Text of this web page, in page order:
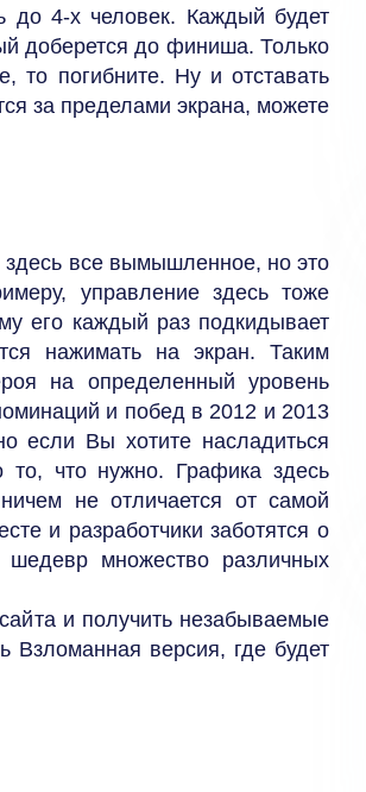
до 4-х человек. Каждый будет
доберется до финиша. Только
то погибните. Ну и отставать
за пределами экрана, можете
здесь все вымышленное, но это
управление здесь тоже
его каждый раз подкидывает
нажимать на экран. Таким
на определенный уровень
и побед в 2012 и 2013
если Вы хотите насладиться
то, что нужно. Графика здесь
не отличается от самой
и разработчики заботятся о
множество различных
и получить незабываемые
Взломанная версия, где будет